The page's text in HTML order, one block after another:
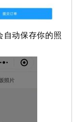
自动保存你的照